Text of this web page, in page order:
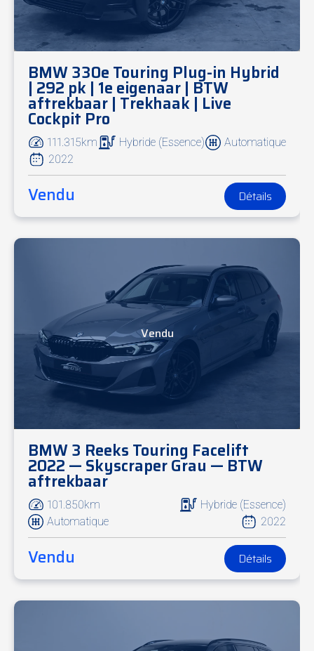
BMW 330e Touring Plug-in Hybrid
| 292 pk | 1e eigenaar | BTW
aftrekbaar | Trekhaak | Live
Cockpit Pro
111.315km Hybride (Essence)
Automatique
2022
Vendu Détails
Vendu
BMW 3 Reeks Touring Facelift
2022 — Skyscraper Grau — BTW
aftrekbaar
101.850km
Hybride (Essence)
Automatique
2022
Vendu Détails